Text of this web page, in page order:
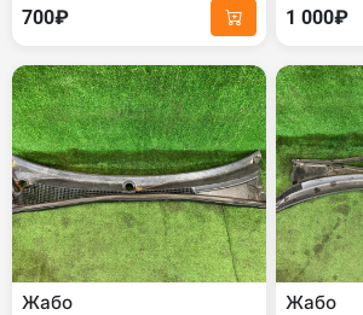
700₽ 1 000₽
Жабо Жабо